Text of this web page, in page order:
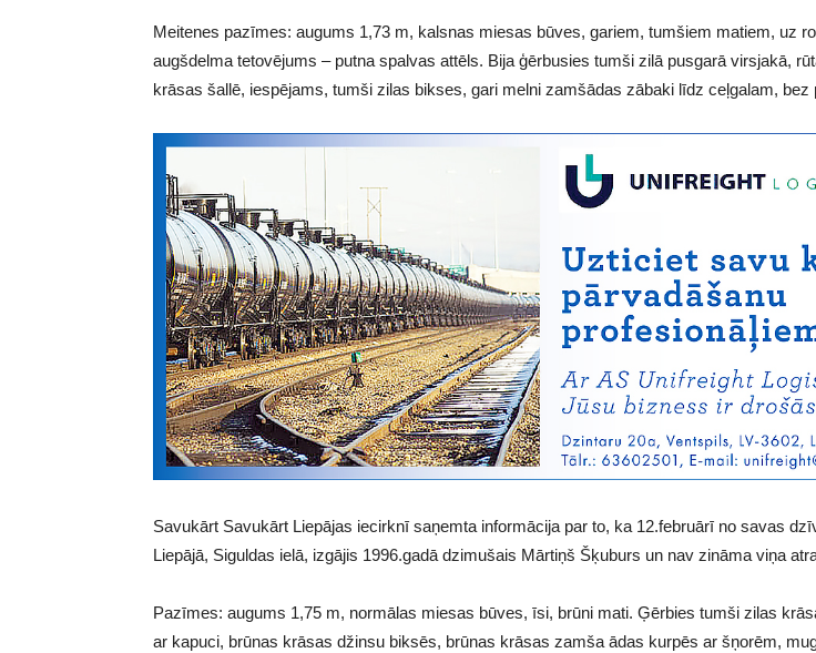
Meitenes pazīmes: augums 1,73 m, kalsnas miesas būves, gariem, tumšiem matiem, uz
augšdelma tetovējums – putna spalvas attēls. Bija ģērbusies tumši zilā pusgarā virsjakā,
krāsas šallē, iespējams, tumši zilas bikses, gari melni zamšādas zābaki līdz ceļgalam, bez
Savukārt Savukārt Liepājas iecirknī saņemta informācija par to, ka 12.februārī no savas
Liepājā, Siguldas ielā, izgājis 1996.gadā dzimušais Mārtiņš Šķuburs un nav zināma viņa
Pazīmes: augums 1,75 m, normālas miesas būves, īsi, brūni mati. Ģērbies tumši zilas
ar kapuci, brūnas krāsas džinsu biksēs, brūnas krāsas zamša ādas kurpēs ar šņorēm,